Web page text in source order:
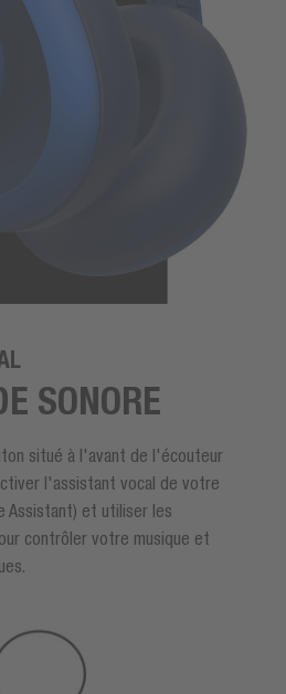
SONORE
situé à l'avant de l'écouteur
l'assistant vocal de votre
Assistant) et utiliser les
contrôler votre musique et